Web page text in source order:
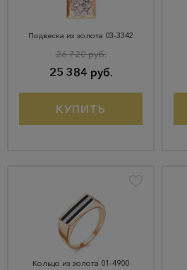
Подвеска из золота 03-3342
25 384 руб.
26 720 руб.
КУПИТЬ
Кольцо из золота 01-4900